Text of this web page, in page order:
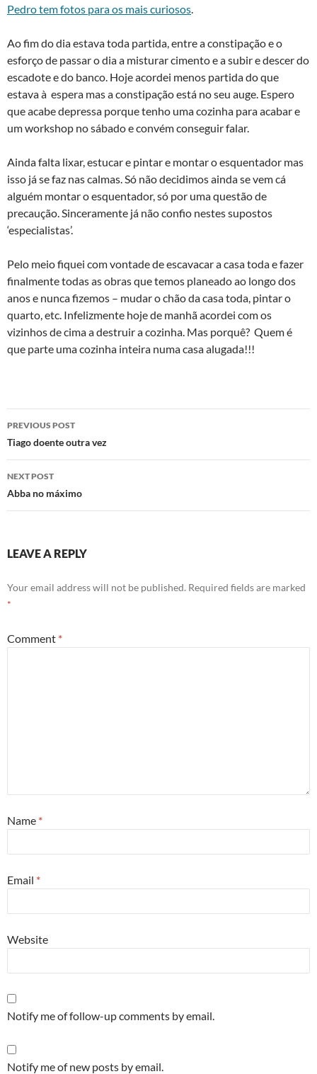
Pedro tem fotos para os mais curiosos.
Ao fim do dia estava toda partida, entre a constipação e o
esforço de passar o dia a misturar cimento e a subir e descer do
escadote e do banco. Hoje acordei menos partida do que
estava à espera mas a constipação está no seu auge. Espero
que acabe depressa porque tenho uma cozinha para acabar e
um workshop no sábado e convém conseguir falar.
Ainda falta lixar, estucar e pintar e montar o esquentador mas
isso já se faz nas calmas. Só não decidimos ainda se vem cá
alguém montar o esquentador, só por uma questão de
precaução. Sinceramente já não confio nestes supostos
‘especialistas’.
Pelo meio fiquei com vontade de escavacar a casa toda e fazer
finalmente todas as obras que temos planeado ao longo dos
anos e nunca fizemos – mudar o chão da casa toda, pintar o
quarto, etc. Infelizmente hoje de manhã acordei com os
vizinhos de cima a destruir a cozinha. Mas porquê? Quem é
que parte uma cozinha inteira numa casa alugada!!!
Post
navigation
PREVIOUS POST
Tiago doente outra vez
NEXT POST
Abba no máximo
LEAVE A REPLY
Your email address will not be published. Required fields are marked
*
Comment *
Name *
Email *
Website
Notify me of follow-up comments by email.
Notify me of new posts by email.